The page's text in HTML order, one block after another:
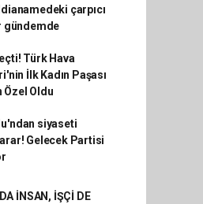
çarpıcı
gündemde
Türk Hava
İlk Kadın Paşası
Özel Oldu
siyaseti
Gelecek Partisi
İNSAN, İŞÇİ DE